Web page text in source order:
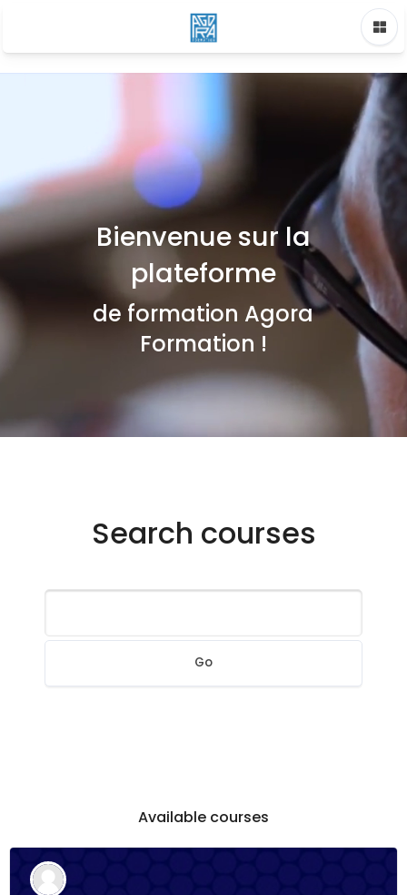
Bienvenue sur la
plateforme
de formation Agora
Formation !
Search courses
Go
Available courses